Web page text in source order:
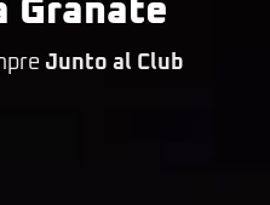
Granate
Junto al Club